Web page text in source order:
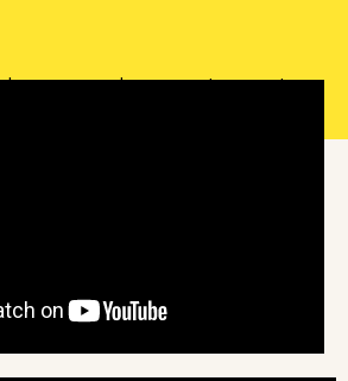
o corpo: alongamentos, postura